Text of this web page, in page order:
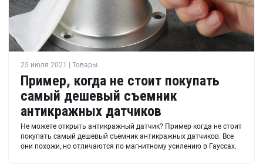
25 июля 2021 | Товары
Пример, когда не стоит покупать
самый дешевый съемник
антикражных датчиков
Не можете открыть антикражный датчик? Пример когда не стоит
покупать самый дешевый съемник антикражных датчиков. Все
они похожи, но отличаются по магнитному усилению в Гауссах.